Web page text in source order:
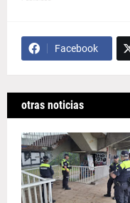
Facebook
otras noticias